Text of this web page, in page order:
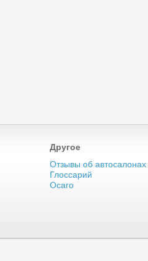
Другое
Отзывы об автосалонах
Глоссарий
Осаго